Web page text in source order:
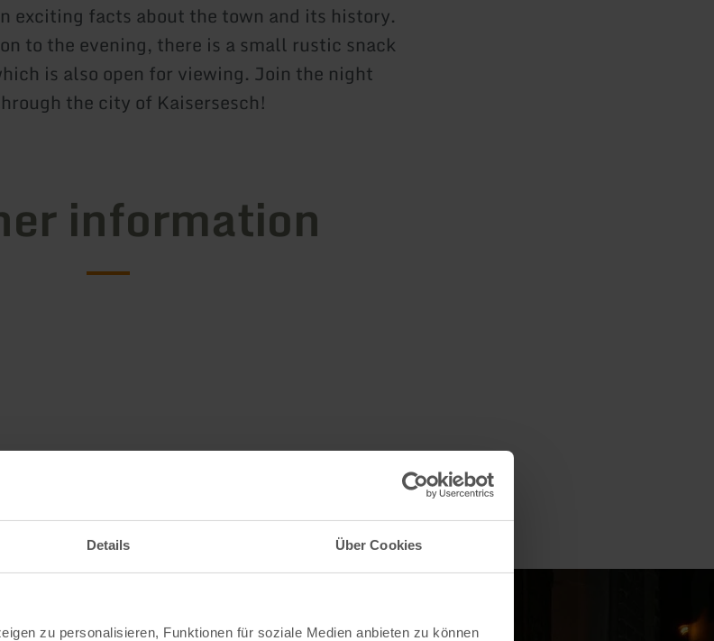
Details Über Cookies
zu personalisieren, Funktionen für soziale Medien anbieten zu können
exciting facts about the town and its history.
to the evening, there is a small rustic snack
is also open for viewing. Join the night
the city of Kaisersesch!
information